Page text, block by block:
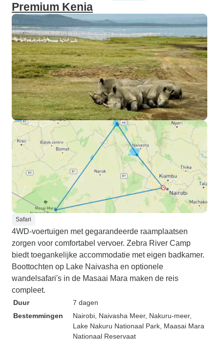
Premium Kenia
Safari
4WD-voertuigen met gegarandeerde raamplaatsen
zorgen voor comfortabel vervoer. Zebra River Camp
biedt toegankelijke accommodatie met eigen badkamer.
Boottochten op Lake Naivasha en optionele
wandelsafari's in de Masaai Mara maken de reis
compleet.
Duur
7 dagen
Bestemmingen
Nairobi , Naivasha Meer, Nakuru-meer,
Lake Nakuru Nationaal Park , Maasai Mara
Nationaal Reservaat